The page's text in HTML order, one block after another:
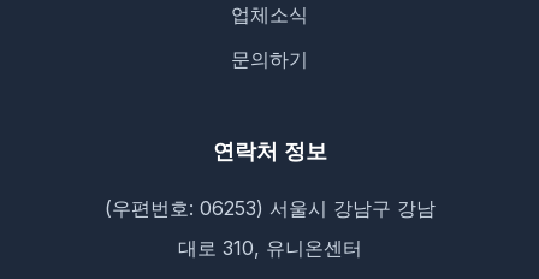
업체소식
문의하기
연락처 정보
(우편번호: 06253) 서울시 강남구 강남
대로 310, 유니온센터